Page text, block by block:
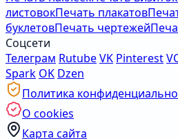
листовокПечать плакатов
буклетовПечать чертежей
Соцсети
Телеграм RutubeVK Pinterest
Spark OK Dzen
Политика
О cookies
Карта сайта